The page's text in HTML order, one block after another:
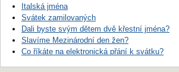
Italská jména
Svátek zamilovaných
Dali byste svým dětem dvě křestní jména?
Slavíme Mezinárodní den žen?
Co říkáte na elektronická přání k svátku?